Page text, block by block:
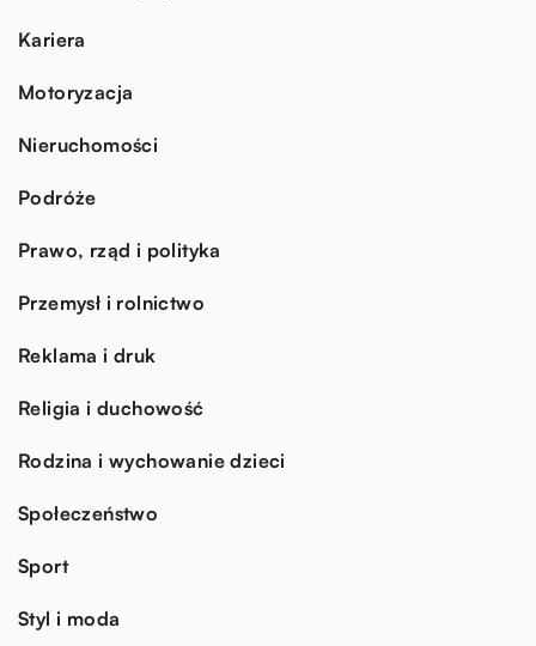
Kariera
Motoryzacja
Nieruchomości
Podróże
Prawo, rząd i polityka
Przemysł i rolnictwo
Reklama i druk
Religia i duchowość
Rodzina i wychowanie dzieci
Społeczeństwo
Sport
Styl i moda